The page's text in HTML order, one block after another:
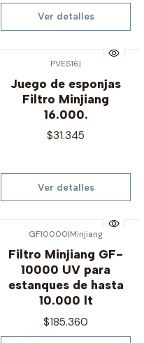
Ver detalles
PVES16|
Juego de esponjas
Filtro Minjiang
16.000.
$31.345
Ver detalles
GF10000|Minjiang
Filtro Minjiang GF-
10000 UV para
estanques de hasta
10.000 lt
$185.360